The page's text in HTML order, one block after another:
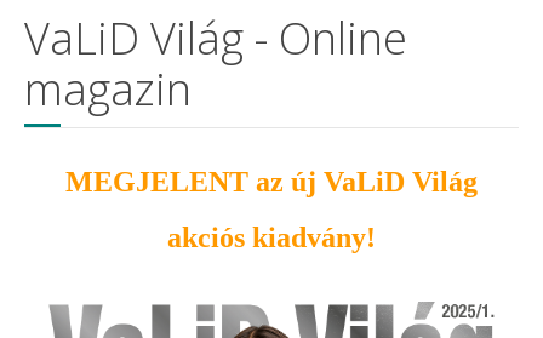
VaLiD Világ - Online
magazin
MEGJELENT az új VaLiD Világ
akciós kiadvány!